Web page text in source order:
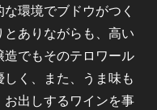
環境でブドウがつく
ありながらも、高い
でもそのテロワール
く、また、うま味も
出しするワインを事